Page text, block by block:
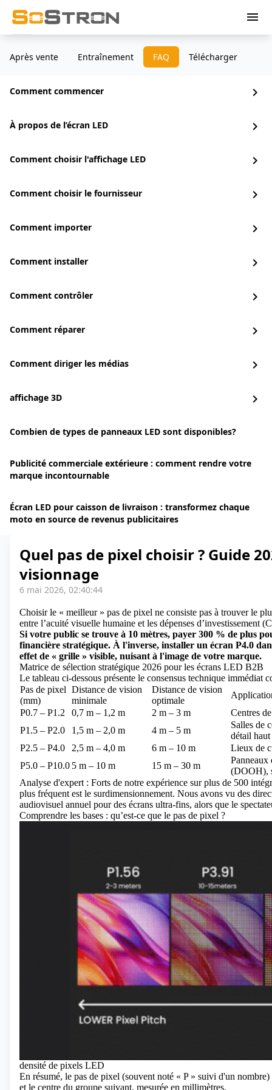
menu
Après vente Entraînement FAQ Télécharger
Comment commencer chevron_right
À propos de l’écran LED chevron_right
Comment choisir l'affichage LED chevron_right
Comment choisir le fournisseur chevron_right
Comment importer chevron_right
Comment installer chevron_right
Comment contrôler chevron_right
Comment réparer chevron_right
Comment diriger les médias chevron_right
affichage 3D chevron_right
Combien de types de panneaux LED sont disponibles?
Publicité commerciale extérieure : comment rendre votre
marque incontournable
Écran LED pour caisson de livraison : transformez chaque
moto en source de revenus publicitaires
Quel pas de pixel choisir ? Guide
visionnage
6 mai 2026, 02:40:44
Choisir le « meilleur » pas de pixel ne consiste pas à trouver le
entre l’acuité visuelle humaine et les dépenses d’investissement
Si votre public se trouve à 10 mètres, payer 300 % de plus
financière stratégique. À l'inverse, installer un écran P4.0
effet de « grille » visible, nuisant à l'image de votre marque.
Matrice de sélection stratégique 2026 pour les écrans LED B2B
Le tableau ci-dessous présente le consensus technique immédiat
Pas de pixel
(mm)
Distance de vision
minimale
Distance de vision
optimale
P0.7 – P1.2
0,7 m – 1,2 m 2 m – 3 m
Centres
P1.5 – P2.0
1,5 m – 2,0 m 4 m – 5 m
Salles de
détail
P2.5 – P4.0
2,5 m – 4,0 m 6 m – 10 m
Lieux de
P5.0 – P10.0 5 m – 10 m 15 m – 30 m
Panneaux
(DOOH),
Analyse d'expert : Forts de notre expérience sur plus de 500
plus fréquent est le surdimensionnement. Nous avons vu des
audiovisuel annuel pour des écrans ultra-fins, alors que le
Comprendre les bases : qu’est-ce que le pas de pixel ?
densité de pixels LED
En résumé, le pas de pixel (souvent noté « P » suivi d'un
et le centre du groupe suivant, mesurée en millimètres.